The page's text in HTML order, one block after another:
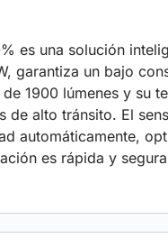
es una solución
garantiza un bajo
1900 lúmenes y su
alto tránsito. El
automáticamente,
es rápida y